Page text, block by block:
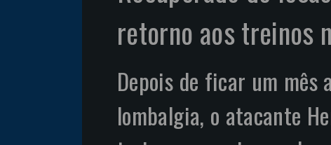
retorno aos treinos
Depois de ficar um mês
lombalgia, o atacante